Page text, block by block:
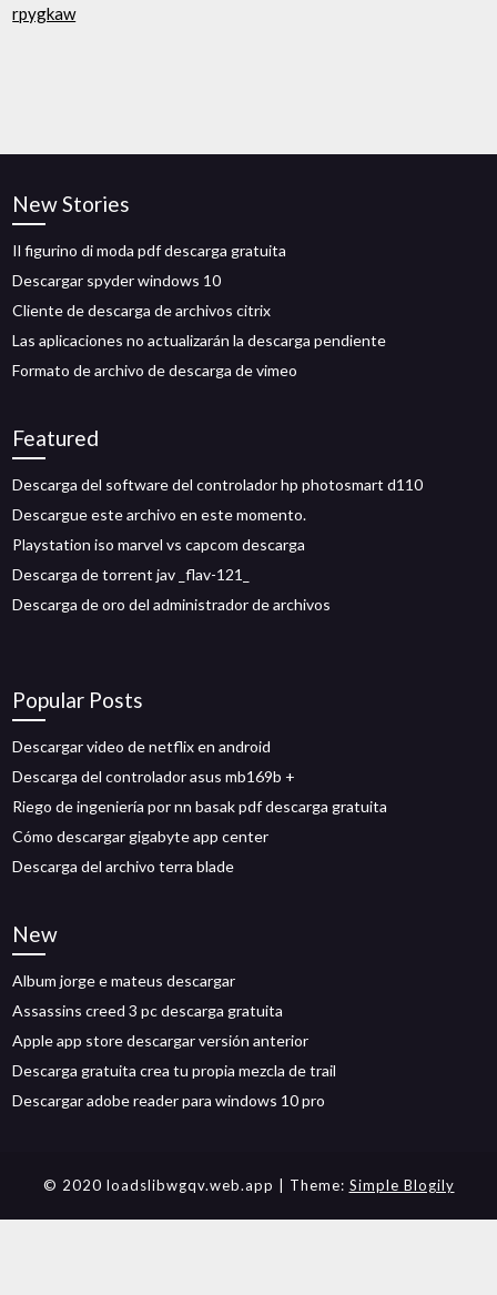
rpygkaw
New Stories
Il figurino di moda pdf descarga gratuita
Descargar spyder windows 10
Cliente de descarga de archivos citrix
Las aplicaciones no actualizarán la descarga pendiente
Formato de archivo de descarga de vimeo
Featured
Descarga del software del controlador hp photosmart d110
Descargue este archivo en este momento.
Playstation iso marvel vs capcom descarga
Descarga de torrent jav _flav-121_
Descarga de oro del administrador de archivos
Popular Posts
Descargar video de netflix en android
Descarga del controlador asus mb169b +
Riego de ingeniería por nn basak pdf descarga gratuita
Cómo descargar gigabyte app center
Descarga del archivo terra blade
New
Album jorge e mateus descargar
Assassins creed 3 pc descarga gratuita
Apple app store descargar versión anterior
Descarga gratuita crea tu propia mezcla de trail
Descargar adobe reader para windows 10 pro
© 2020 loadslibwgqv.web.app | Theme: Simple Blogily